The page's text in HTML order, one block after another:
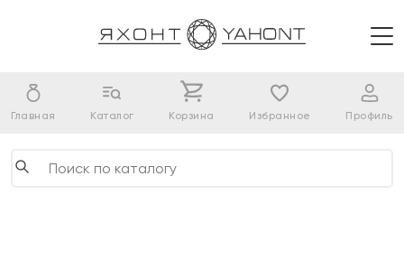
Главная Каталог Корзина Избранное Профиль